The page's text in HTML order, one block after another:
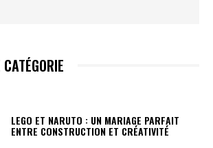
LEGO ET NARUTO : UN MARIAGE PARFAIT
ENTRE CONSTRUCTION ET CRÉATIVITÉ